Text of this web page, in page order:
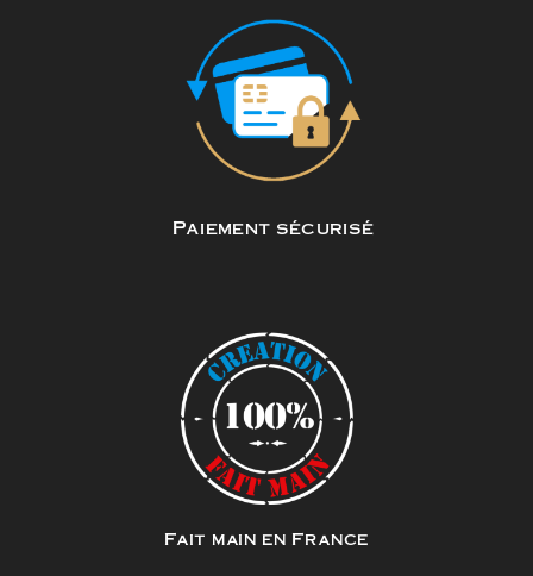
Paiement sécurisé
Fait main en France